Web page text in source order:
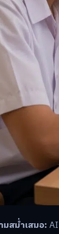
มสม่ำเสมอ: